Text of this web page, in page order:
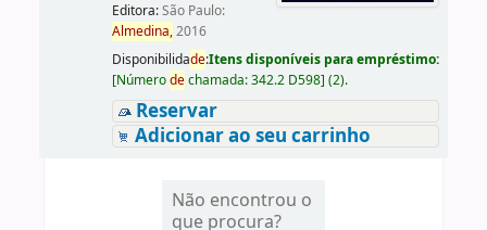
Editora:São Paulo:
Almedina,2016
Disponibilidade:Itens disponíveis para empréstimo:
[Númerodechamada:342.2 D598] (2).
Reservar
Adicionar ao seu carrinho
Não encontrou o
que procura?